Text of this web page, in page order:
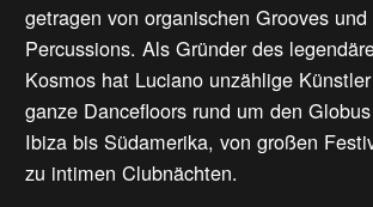
getragen von organischen Grooves
Percussions. Als Gründer des
Kosmos hat Luciano unzählige
ganze Dancefloors rund um den
Ibiza bis Südamerika, von großen
zu intimen Clubnächten.